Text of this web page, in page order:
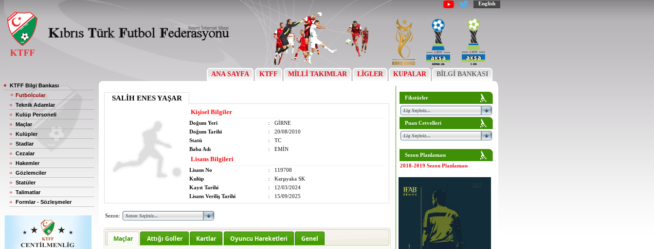
English
ANA SAYFA KTFF MİLLİ TAKIMLAR LİGLER KUPALAR BİLGİ BANKASI
KTFF Bilgi Bankası
Futbolcular
Teknik Adamlar
Kulüp Personeli
Maçlar
Kulüpler
Stadlar
Cezalar
Hakemler
Gözlemciler
Statüler
Talimatlar
Formlar - Sözleşmeler
SALİH ENES YAŞAR
Kişisel Bilgiler
Doğum Yeri :
GİRNE
Doğum Tarihi
:
20/08/2010
Statü
:
TC
Baba Adı
: EMİN
Lisans Bilgileri
Lisans No :
119708
Kulüp
:
Karşıyaka SK
Kayıt Tarihi
:
12/03/2024
Lisans Veriliş Tarihi
: 15/09/2025
Sezon:
Maçlar Attığı Goller Kartlar Oyuncu Hareketleri Genel
Fikstürler
Puan Cetvelleri
Sezon Planlaması
2018-2019 Sezon Planlaması